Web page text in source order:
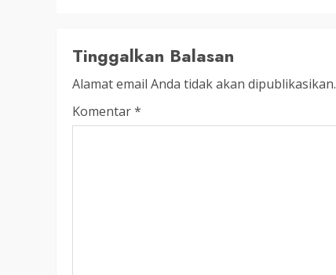
Tinggalkan Balasan
Alamat email Anda tidak akan dipublikasikan.
Komentar*